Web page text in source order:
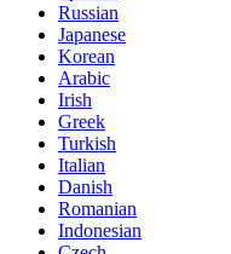
Russian
Japanese
Korean
Arabic
Irish
Greek
Turkish
Italian
Danish
Romanian
Indonesian